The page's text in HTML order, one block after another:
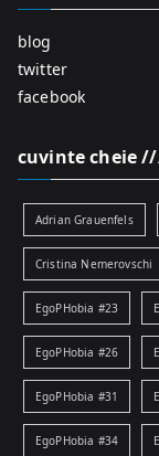
blog
twitter
facebook
cuvinte cheie
Adrian Grauenfels
Cristina Nemerovschi
EgoPHobia #23
EgoPHobia #26
EgoPHobia #31
EgoPHobia #34